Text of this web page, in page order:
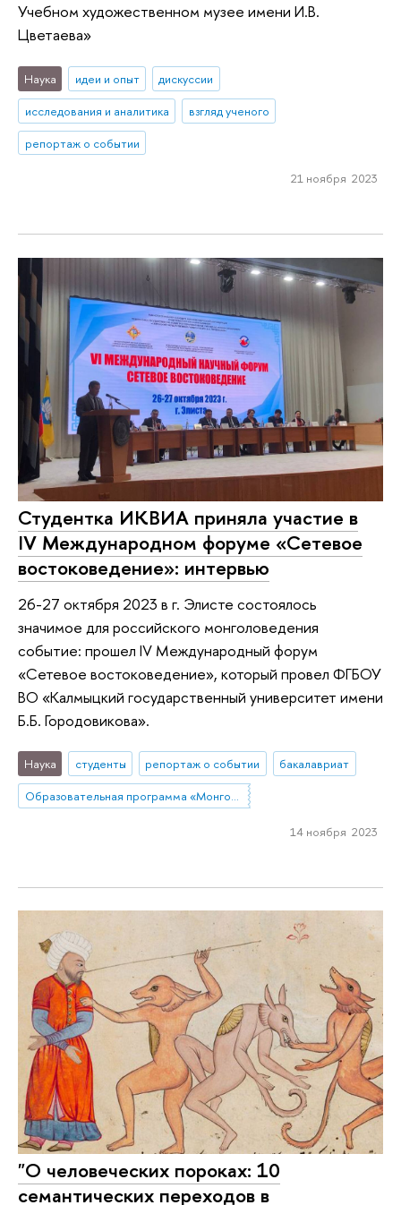
Учебном художественном музее имени И.В.
Цветаева»
Наука идеи и опыт
дискуссии
исследования и аналитика
взгляд ученого
репортаж о событии
21 ноября 2023
Студентка ИКВИА приняла участие в
IV Международном форуме «Сетевое
востоковедение»: интервью
26-27 октября 2023 в г. Элисте состоялось
значимое для российского монголоведения
событие: прошел IV Международный форум
«Сетевое востоковедение», который провел ФГБОУ
ВО «Калмыцкий государственный университет имени
Б.Б. Городовикова».
Наука студенты репортаж о событии
бакалавриат
Образовательная программа «Монголия и Тибет»
14 ноября 2023
"О человеческих пороках: 10
семантических переходов в